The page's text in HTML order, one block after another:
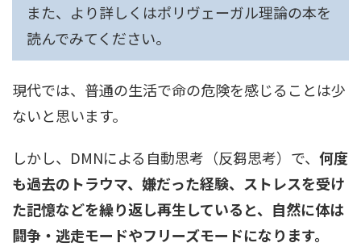
また、より詳しくはポリヴェーガル理論の本を
読んでみてください。
現代では、普通の生活で命の危険を感じることは少
ないと思います。
しかし、DMNによる自動思考（反芻思考）で、 何度
も過去のトラウマ、嫌だった経験、ストレスを受け
た記憶などを繰り返し再生していると、自然に体は
闘争・逃走モードやフリーズモードになります。